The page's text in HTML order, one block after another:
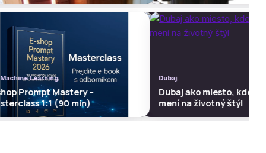
Learning
Prompt Mastery –
1:1 (90 min)
Dubaj
Dubaj ako miesto, kde sa
mení na životný štýl
Learning
shop Prompt Mastery –
1:1 (90 min)
Dubaj
Dubaj ako miesto, kde
mení na životný štýl